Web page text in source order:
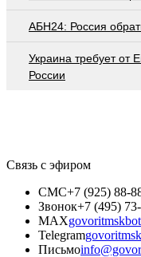
АБН24: Россия
Украина требует от
России
Связь с эфиром
СМС+7 (925) 88-
Звонок+7 (495)
MAXgovoritmskbot
Telegram
Письмо